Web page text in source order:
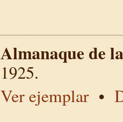
Almanaque de
1925.
Ver ejemplar•